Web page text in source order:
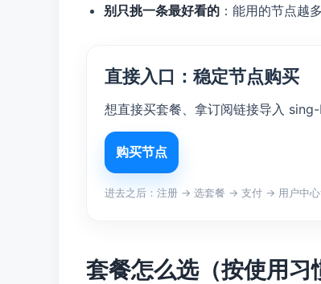
别只挑一条最好看的：能用的节点越
直接入口：稳定节点购买
想直接买套餐、拿订阅链接导入
购买节点
进去之后：注册 → 选套餐 → 支付 → 用户中心
套餐怎么选（按使用习